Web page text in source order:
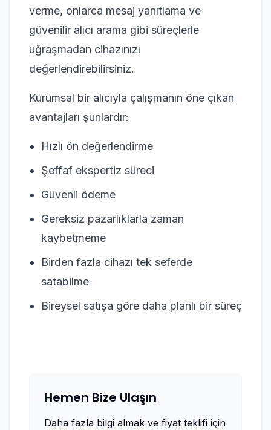
verme, onlarca mesaj yanıtlama ve
güvenilir alıcı arama gibi süreçlerle
uğraşmadan cihazınızı
değerlendirebilirsiniz.
Kurumsal bir alıcıyla çalışmanın öne çıkan
avantajları şunlardır:
Hızlı ön değerlendirme
Şeffaf ekspertiz süreci
Güvenli ödeme
Gereksiz pazarlıklarla zaman
kaybetmeme
Birden fazla cihazı tek seferde
satabilme
Bireysel satışa göre daha planlı bir süreç
Hemen Bize Ulaşın
Daha fazla bilgi almak ve fiyat teklifi için